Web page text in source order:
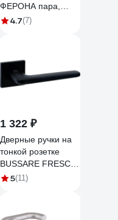
ФЕРОНА пара,
матовый черный
4.7(7)
1 322 ₽
Дверные ручки на
тонкой розетке
BUSSARE FRESCO
A-55-40 BLACK
5(11)